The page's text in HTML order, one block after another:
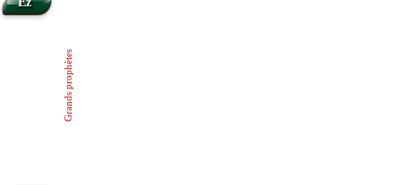
Grands prophètes